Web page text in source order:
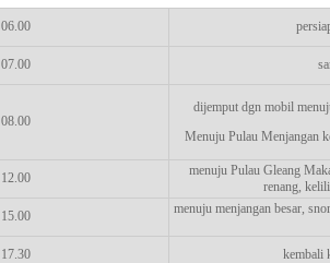
06.00
07.00
08.00
dijemput dgn mobil
Menuju Pulau Menjangan
12.00
menuju Pulau Gleang
renang,
15.00
menuju menjangan besar,
17.30 kembali